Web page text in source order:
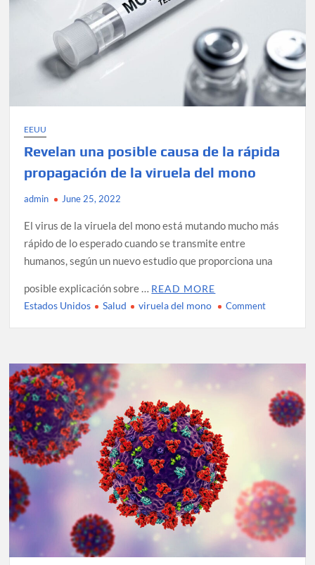
a
ritmo
mucho
más
rápido
de
EEUU
Revelan una posible causa de la rápida
propagación de la viruela del mono
admin June 25, 2022
El virus de la viruela del mono está mutando mucho más
rápido de lo esperado cuando se transmite entre
humanos, según un nuevo estudio que proporciona una
posible explicación sobre … READ MORE
Estados Unidos
Salud viruela del mono Commenton
causa
la
rápida
propagación
del
mono